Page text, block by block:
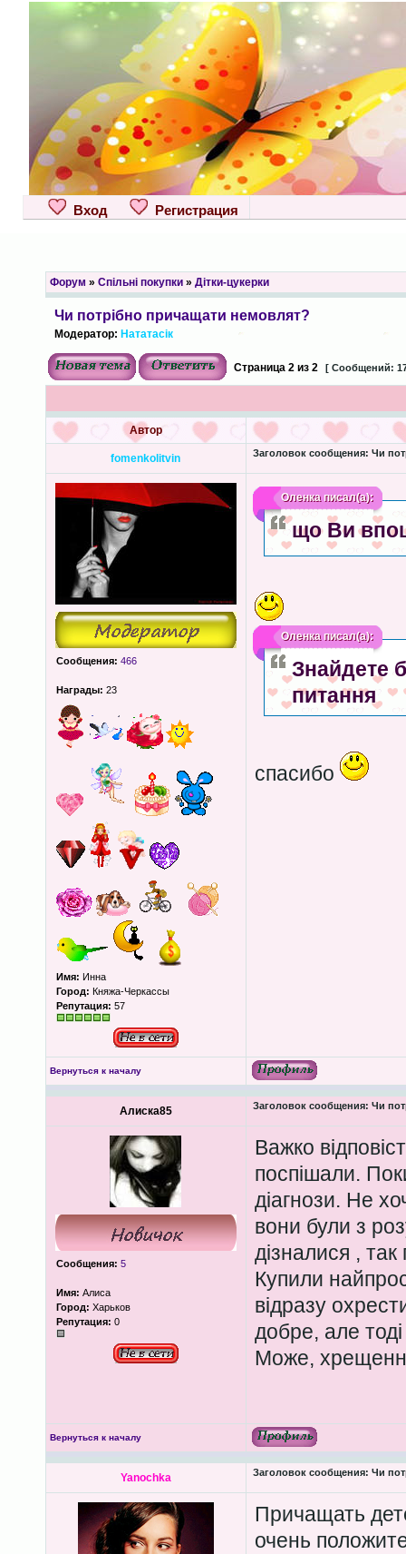
Вход Регистрация
Форум » Спільні покупки» Дітки-цукерки
Чи потрібно причащати немовлят?
Модератор: Нататасік
Страница 2из 2 [ Сообщений:
Автор
fomenkolitvin Заголовок сообщения: Чи
Сообщения: 466
Награды: 23
Имя: Инна
Город: Княжа-Черкассы
Репутация: 57
Оленкаписал(а):
що Ви
Оленкаписал(а):
Знайдете
питання
спасибо
Вернуться к началу
Алиска85 Заголовок сообщения: Чи
Сообщения: 5
Имя: Алиса
Город: Харьков
Репутация: 0
Важко
поспішали.
діагнози. Не
вони були з
дізналися ,
Купили
відразу
добре, але
Може,
Вернуться к началу
Yanochka Заголовок сообщения: Чи
Причащать
очень